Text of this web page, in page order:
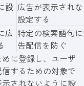
設 広告が表示され
設定する
広 特定の検索語句
告配信を防ぐ
に登録し、ユーザ
するための対象で
されないように設